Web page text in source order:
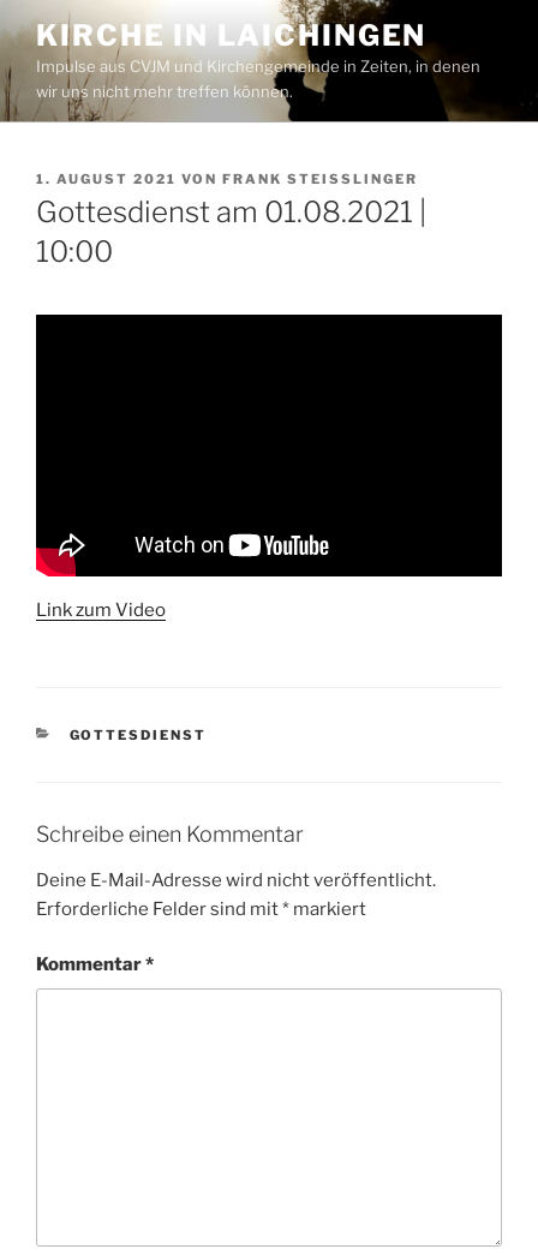
Inhalt
springen
KIRCHE IN LAICHINGEN
Impulse aus CVJM und Kirchengemeinde in Zeiten, in denen
wir uns nicht mehr treffen können.
VERÖFFENTLICHT
AM
1. AUGUST 2021 VON FRANK STEISSLINGER
Gottesdienst am 01.08.2021 |
10:00
Link zum Video
KATEGORIEN
GOTTESDIENST
Schreibe einen Kommentar
Deine E-Mail-Adresse wird nicht veröffentlicht.
Erforderliche Felder sind mit* markiert
Kommentar*